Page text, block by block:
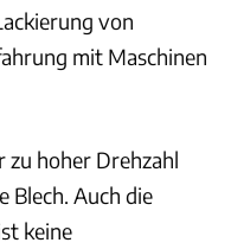
von
mit Maschinen
zu hoher Drehzahl
Blech. Auch die
keine